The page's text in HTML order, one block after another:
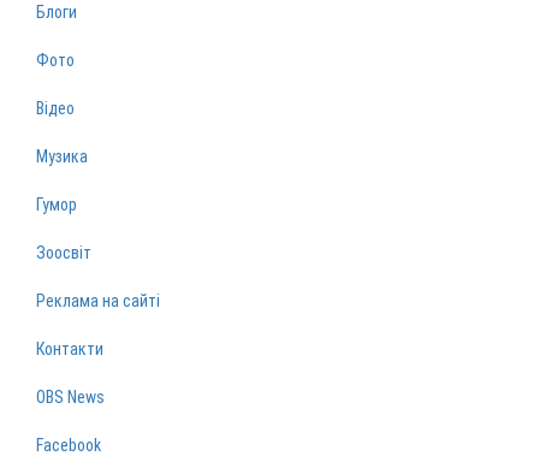
Блоги
Фото
Відео
Музика
Гумор
Зоосвіт
Реклама на сайті
Контакти
OBS News
Facebook